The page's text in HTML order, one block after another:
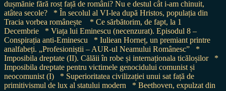
dușmănie fără rost față de români? Nu e destul cât i-am chinuit,
atâtea secole?
* În secolul al VI-lea după Hristos, populația din
Tracia vorbea românește
* Ce sărbătorim, de fapt, la 1
Decembrie
* Viața lui Eminescu (necenzurat). Episodul 8 –
Conspirația anti-Eminescu
* Iuliean Horneț, un premiant printre
analfabeți. „Profesioniștii – AUR-ul Neamului Românesc”
*
Imposibila dreptate (II). Călăii în robe și internaționala ticăloșilor
*
Imposibila dreptate pentru victimele genocidului comunist și
neocomunist (I)
* Superioritatea civilizației unui sat față de
primitivismul de lux al statului modern
* Beethoven, expulzat din